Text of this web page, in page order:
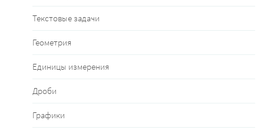
Текстовые задачи
Геометрия
Единицы измерения
Дроби
Графики